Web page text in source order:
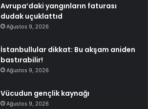
Avrupa’daki yangınların faturası
dudak uçuklattıd
Ağustos 9, 2026
İstanbullular dikkat: Bu akşam aniden
bastırabilir!
Ağustos 9, 2026
Vücudun gençlik kaynağı
Ağustos 9, 2026